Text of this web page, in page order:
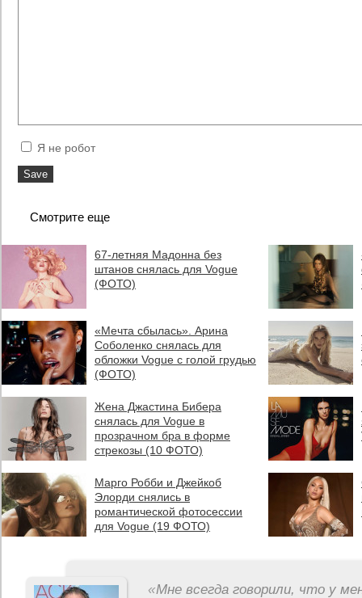
Я не робот
Смотрите еще
67-летняя Мадонна без
штанов снялась для Vogue
(ФОТО)
«Мечта сбылась». Арина
Соболенко снялась для
обложки Vogue с голой грудью
(ФОТО)
Жена Джастина Бибера
снялась для Vogue в
прозрачном бра в форме
стрекозы (10 ФОТО)
Марго Робби и Джейкоб
Элорди снялись в
романтической фотосессии
для Vogue (19 ФОТО)
«Мне всегда говорили, что у